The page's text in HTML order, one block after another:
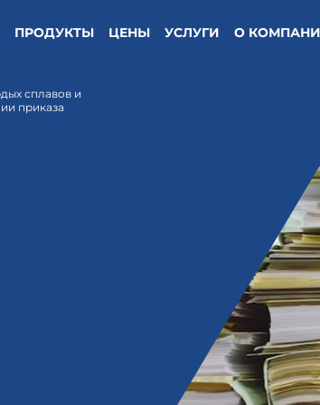
ПРОДУКТЫ ЦЕНЫ УСЛУГИ О
сплавов и
приказа